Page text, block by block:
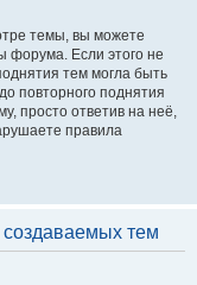
темы, вы можете
форума. Если этого не
тем могла быть
повторного поднятия
просто ответив на неё,
правила
тем